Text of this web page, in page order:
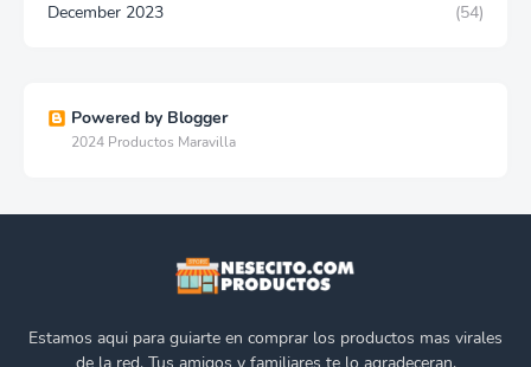
December 2023
(54)
Powered by Blogger
2024 Productos Maravilla
Estamos aqui para guiarte en comprar los productos mas virales